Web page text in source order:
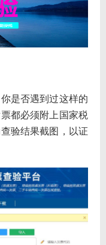
是否遇到过这样的
都必须附上国家税
验结果截图，以证